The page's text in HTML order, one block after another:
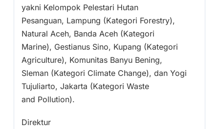
yakni Kelompok Pelestari Hutan
Pesanguan, Lampung (Kategori Forestry),
Natural Aceh, Banda Aceh (Kategori
Marine), Gestianus Sino, Kupang (Kategori
Agriculture), Komunitas Banyu Bening,
Sleman (Kategori Climate Change), dan Yogi
Tujuliarto, Jakarta (Kategori Waste
and Pollution).
Direktur